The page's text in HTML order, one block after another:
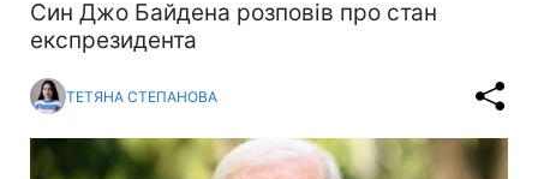
Син Джо Байдена розповів про стан
експрезидента
ТЕТЯНА СТЕПАНОВА